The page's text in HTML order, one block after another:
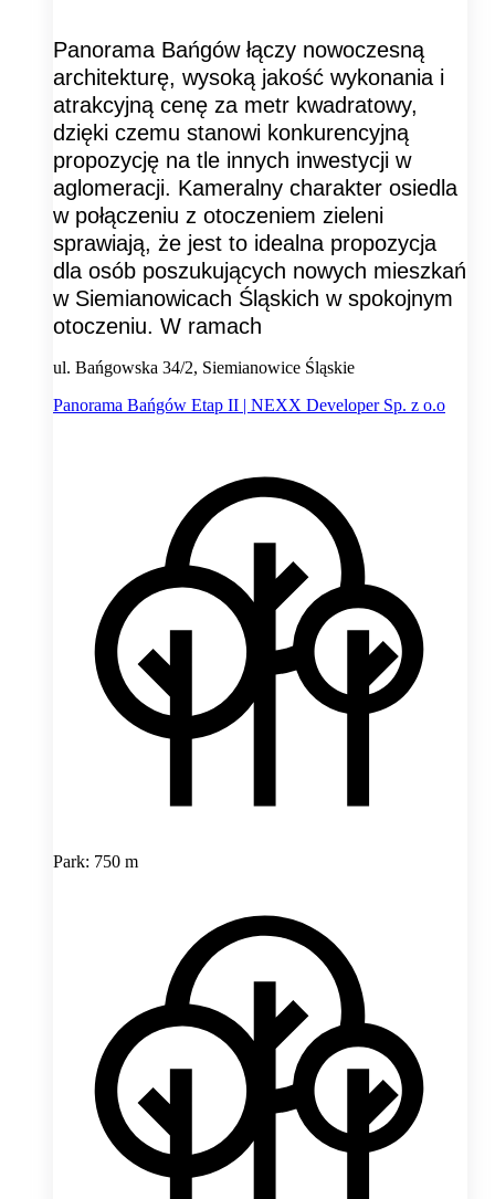
Panorama Bańgów łączy nowoczesną
architekturę, wysoką jakość wykonania i
atrakcyjną cenę za metr kwadratowy,
dzięki czemu stanowi konkurencyjną
propozycję na tle innych inwestycji w
aglomeracji. Kameralny charakter osiedla
w połączeniu z otoczeniem zieleni
sprawiają, że jest to idealna propozycja
dla osób poszukujących nowych mieszkań
w Siemianowicach Śląskich w spokojnym
otoczeniu. W ramach
ul. Bańgowska 34/2, Siemianowice Śląskie
Panorama Bańgów Etap II | NEXX Developer Sp. z o.o
Park: 750 m